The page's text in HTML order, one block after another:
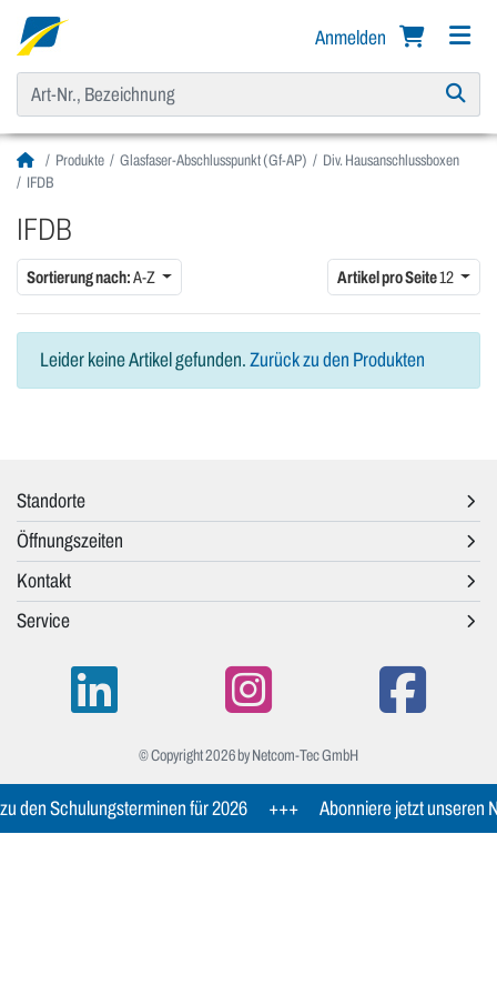
Anmelden
Produkte Glasfaser-Abschlusspunkt (Gf-AP)
Div. Hausanschlussboxen
IFDB
IFDB
Sortierung nach:A-Z Artikel pro Seite12
Leider keine Artikel gefunden. Zurück zu den Produkten
Standorte
Öffnungszeiten
Kontakt
Service
© Copyright 2026 by Netcom-Tec GmbH
den Schulungsterminen für 2026 +++ Abonniere jetzt unseren